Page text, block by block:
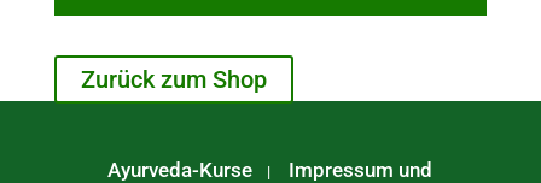
Zurück zum Shop
Ayurveda-Kurse | Impressum und